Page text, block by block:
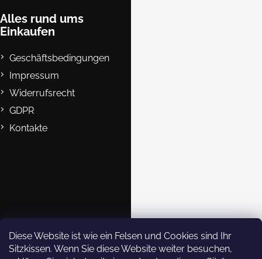
Diese Website ist wie ein Felsen und Cookies sind Ihr
Sitzkissen. Wenn Sie diese Website weiter besuchen,
e
i
l
Alles rund ums
Einkaufen
Geschäftsbedingungen
Impressum
Widerrufsrecht
GDPR
Kontakte
+420 412 704 161
Rock Empire s.r.o.
rockempire.readytoclimb